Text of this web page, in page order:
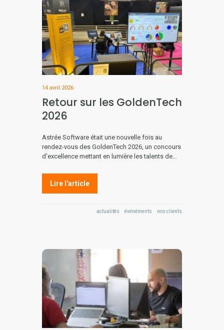
14 avril 2026
Retour sur les GoldenTech
2026
Astrée Software était une nouvelle fois au
rendez-vous des GoldenTech 2026, un concours
d'excellence mettant en lumière les talents de…
Lire l'article
actualités événéments nos clients